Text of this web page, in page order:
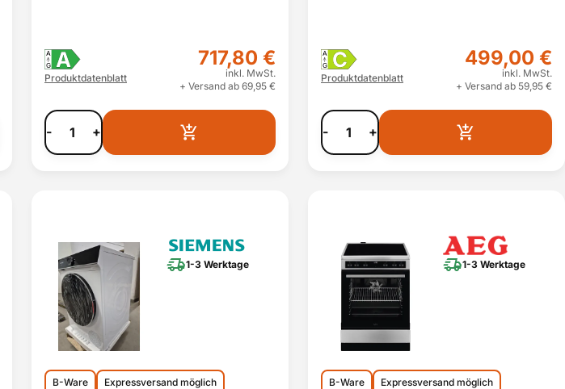
A
G A
Produktdatenblatt
717,80 €
inkl. MwSt.
+ Versand ab 69,95 €
- +
A
G C
Produktdatenblatt
499,00 €
inkl. MwSt.
+ Versand ab 59,95 €
- +
1-3 Werktage
B-Ware Expressversand möglich
1-3 Werktage
B-Ware Expressversand möglich